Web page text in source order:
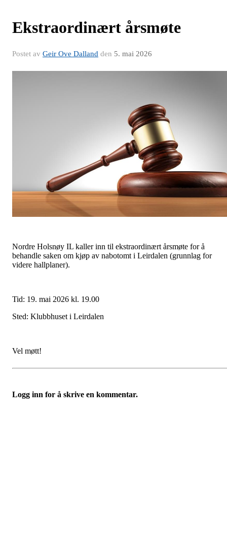
Ekstraordinært årsmøte
Postet av Geir Ove Dalland den 5. mai 2026
Nordre Holsnøy IL kaller inn til ekstraordinært årsmøte for å
behandle saken om kjøp av nabotomt i Leirdalen (grunnlag for
videre hallplaner).
Tid: 19. mai 2026 kl. 19.00
Sted: Klubbhuset i Leirdalen
Vel møtt!
Logg inn for å skrive en kommentar.